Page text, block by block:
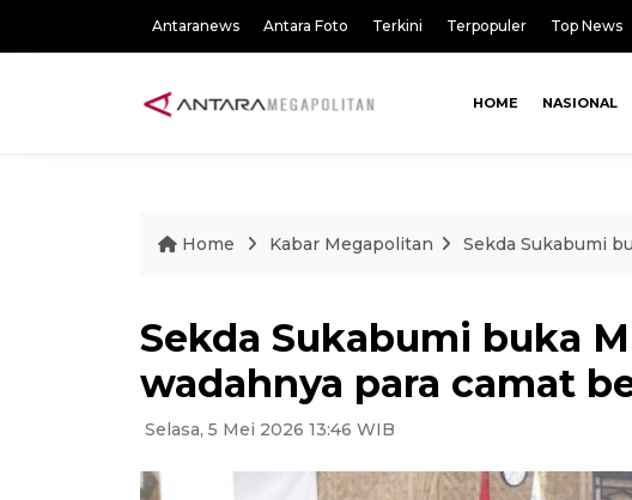
Antaranews Antara Foto Terkini Terpopuler Top News
HOME NASIONAL
Home Kabar Megapolitan Sekda Sukabumi
Sekda Sukabumi buka
wadahnya para camat
Selasa, 5 Mei 2026 13:46 WIB